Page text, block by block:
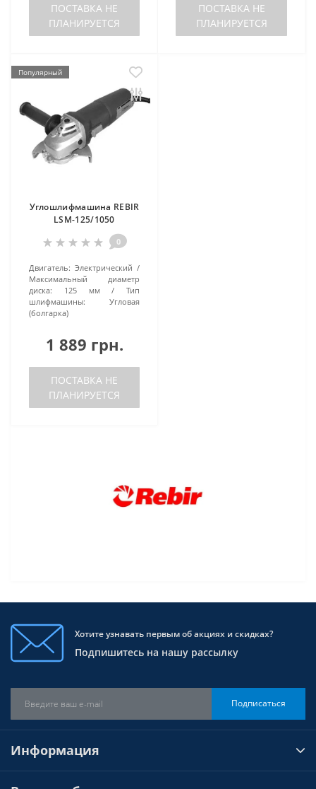
ПОСТАВКА НЕ
ПЛАНИРУЕТСЯ
ПОСТАВКА НЕ
ПЛАНИРУЕТСЯ
Популярный
Углошлифмашина REBIR
LSM-125/1050
0
Двигатель: Электрический
Максимальный диаметр
диска:
125 мм
Тип
шлифмашины:
Угловая
(болгарка)
1 889 грн.
ПОСТАВКА НЕ
ПЛАНИРУЕТСЯ
Хотите узнавать первым об акциях и скидках?
Подпишитесь на нашу рассылку
Подписаться
Информация